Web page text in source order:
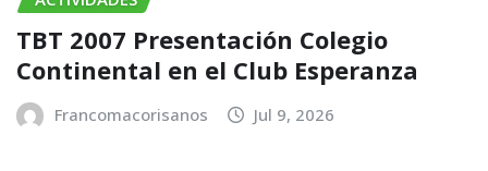
TBT 2007 Presentación Colegio
Continental en el Club Esperanza
Francomacorisanos Jul 9, 2026